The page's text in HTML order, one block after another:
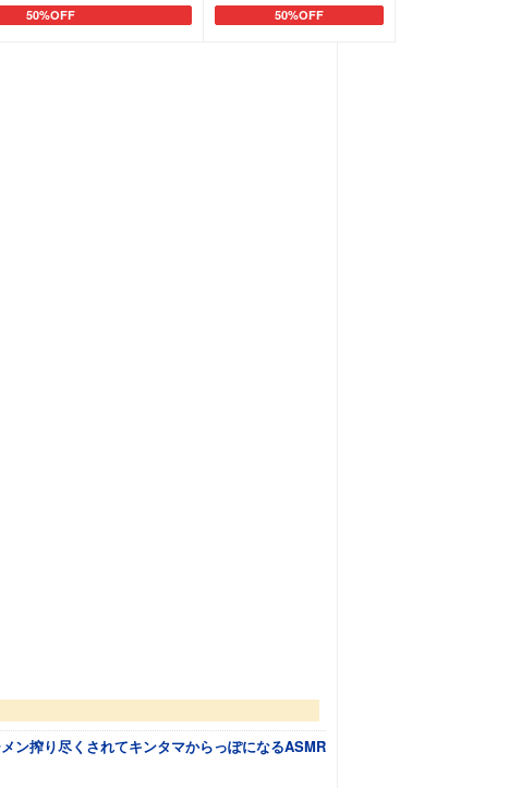
50%OFF
カートに追加 50%OFF
カートに追加
ン搾り尽くされてキンタマからっぽになるASMR